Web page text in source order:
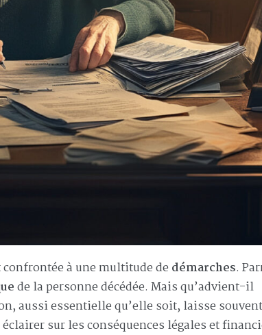
à une multitude de démarches.
de la personne décédée. Mais qu’advient-il
aussi essentielle qu’elle soit, laisse souvent
sur les conséquences légales et